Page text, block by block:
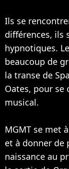
Ils se
différences, ils
hypnotiques.
beaucoup de
la transe de
Oates, pour se
musical.
MGMT se met
et à donner de
naissance au